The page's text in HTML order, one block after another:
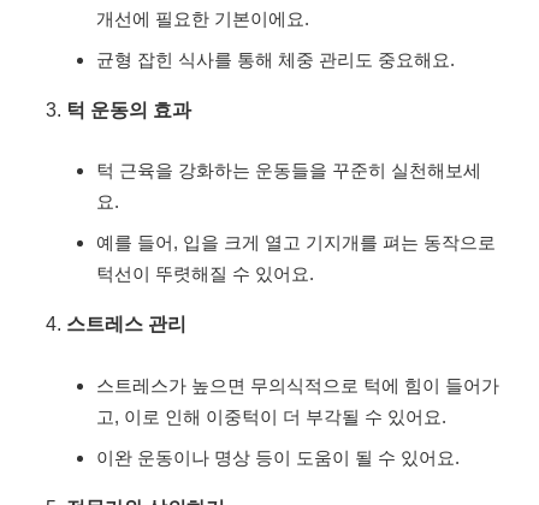
개선에 필요한 기본이에요.
균형 잡힌 식사를 통해 체중 관리도 중요해요.
턱 운동의 효과
턱 근육을 강화하는 운동들을 꾸준히 실천해보세
요.
예를 들어, 입을 크게 열고 기지개를 펴는 동작으로
턱선이 뚜렷해질 수 있어요.
스트레스 관리
스트레스가 높으면 무의식적으로 턱에 힘이 들어가
고, 이로 인해 이중턱이 더 부각될 수 있어요.
이완 운동이나 명상 등이 도움이 될 수 있어요.